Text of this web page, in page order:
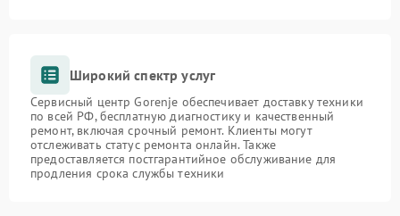
Широкий спектр услуг
Сервисный центр Gorenje обеспечивает доставку техники
по всей РФ, бесплатную диагностику и качественный
ремонт, включая срочный ремонт. Клиенты могут
отслеживать статус ремонта онлайн. Также
предоставляется постгарантийное обслуживание для
продления срока службы техники